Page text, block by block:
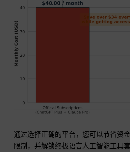
通过选择正确的平台，您可以节省资
限制，并解锁终极语言人工智能工具